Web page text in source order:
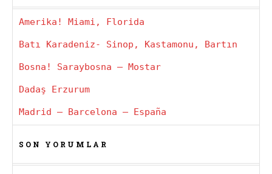
Amerika! Miami, Florida
Batı Karadeniz- Sinop, Kastamonu, Bartın
Bosna! Saraybosna – Mostar
Dadaş Erzurum
Madrid – Barcelona – España
SON YORUMLAR